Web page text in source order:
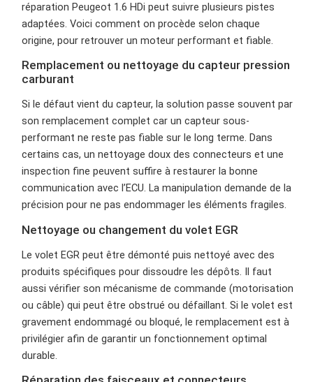
réparation Peugeot 1.6 HDi peut suivre plusieurs pistes
adaptées. Voici comment on procède selon chaque
origine, pour retrouver un moteur performant et fiable.
Remplacement ou nettoyage du capteur pression
carburant
Si le défaut vient du capteur, la solution passe souvent par
son remplacement complet car un capteur sous-
performant ne reste pas fiable sur le long terme. Dans
certains cas, un nettoyage doux des connecteurs et une
inspection fine peuvent suffire à restaurer la bonne
communication avec l’ECU. La manipulation demande de la
précision pour ne pas endommager les éléments fragiles.
Nettoyage ou changement du volet EGR
Le volet EGR peut être démonté puis nettoyé avec des
produits spécifiques pour dissoudre les dépôts. Il faut
aussi vérifier son mécanisme de commande (motorisation
ou câble) qui peut être obstrué ou défaillant. Si le volet est
gravement endommagé ou bloqué, le remplacement est à
privilégier afin de garantir un fonctionnement optimal
durable.